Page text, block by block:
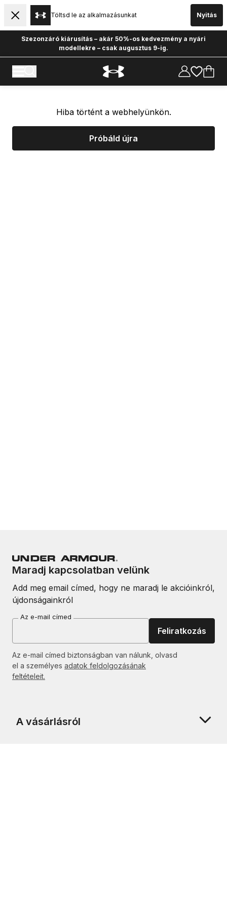
Töltsd le az alkalmazásunkat Nyitás
Szezonzáró kiárusítás – akár 50%-os kedvezmény a nyári
modellekre – csak augusztus 9-ig.
Hiba történt a webhelyünkön.
Próbáld újra
Maradj kapcsolatban velünk
Add meg email címed, hogy ne maradj le akcióinkról,
újdonságainkról
Az e-mail címed
Feliratkozás
Az e-mail címed biztonságban van nálunk, olvasd
el a személyes adatok feldolgozásának
feltételeit.
A vásárlásról